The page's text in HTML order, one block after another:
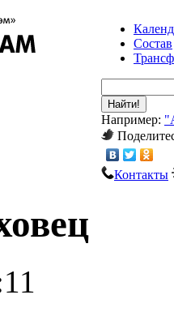
Состав
Найти!
Например:
Контакты